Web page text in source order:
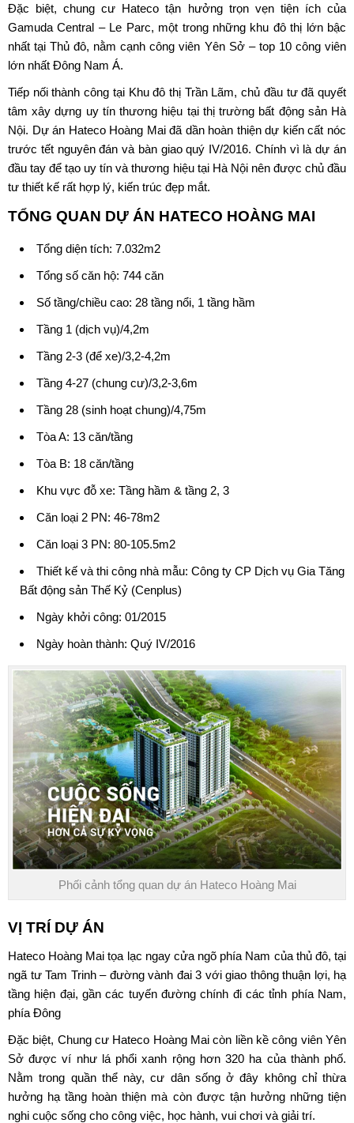
Đặc biệt,chung cư Hateco tận hưởng trọn vẹn tiện ích của
Gamuda Central – Le Parc, một trong những khu đô thị lớn bậc
nhất tại Thủ đô, nằm cạnh công viên Yên Sở – top 10 công viên
lớn nhất Đông Nam Á.
Tiếp nối thành công tại Khu đô thị Trần Lãm, chủ đầu tư đã quyết
tâm xây dựng uy tín thương hiệu tại thị trường bất động sản Hà
Nội. Dự án Hateco Hoàng Mai đã dần hoàn thiện dự kiến cất nóc
trước tết nguyên đán và bàn giao quý IV/2016. Chính vì là dự án
đầu tay để tạo uy tín và thương hiệu tại Hà Nội nên được chủ đầu
tư thiết kế rất hợp lý, kiến trúc đẹp mắt.
TỔNG QUAN DỰ ÁN HATECO HOÀNG MAI
Tổng diện tích: 7.032m2
Tổng số căn hộ: 744 căn
Số tầng/chiều cao: 28 tầng nổi, 1 tầng hầm
Tầng 1 (dịch vụ)/4,2m
Tầng 2-3 (để xe)/3,2-4,2m
Tầng 4-27 (chung cư)/3,2-3,6m
Tầng 28 (sinh hoạt chung)/4,75m
Tòa A: 13 căn/tầng
Tòa B: 18 căn/tầng
Khu vực đỗ xe: Tầng hầm & tầng 2, 3
Căn loại 2 PN: 46-78m2
Căn loại 3 PN: 80-105.5m2
Thiết kế và thi công nhà mẫu: Công ty CP Dịch vụ Gia Tăng
Bất động sản Thế Kỷ (Cenplus)
Ngày khởi công: 01/2015
Ngày hoàn thành: Quý IV/2016
Phối cảnh tổng quan dự án Hateco Hoàng Mai
VỊ TRÍ DỰ ÁN
Hateco Hoàng Mai tọa lạc ngay cửa ngõ phía Nam của thủ đô, tại
ngã tư Tam Trinh – đường vành đai 3 với giao thông thuận lợi, hạ
tầng hiện đại, gần các tuyến đường chính đi các tỉnh phía Nam,
phía Đông
Đặc biệt, Chung cư Hateco Hoàng Mai còn liền kề công viên Yên
Sở được ví như lá phổi xanh rộng hơn 320 ha của thành phố.
Nằm trong quần thể này, cư dân sống ở đây không chỉ thừa
hưởng hạ tầng hoàn thiện mà còn được tận hưởng những tiện
nghi cuộc sống cho công việc, học hành, vui chơi và giải trí.